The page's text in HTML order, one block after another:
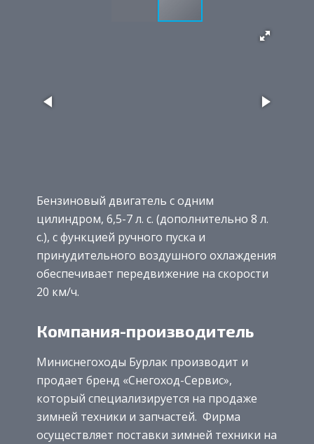
Бензиновый двигатель с одним
цилиндром, 6,5-7 л. с. (дополнительно 8 л.
с.), с функцией ручного пуска и
принудительного воздушного охлаждения
обеспечивает передвижение на скорости
20 км/ч.
Компания-производитель
Миниснегоходы Бурлак производит и
продает бренд «Снегоход-Сервис»,
который специализируется на продаже
зимней техники и запчастей. Фирма
осуществляет поставки зимней техники на